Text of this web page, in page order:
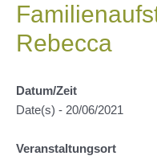
Rebecca
Datum/Zeit
Date(s) - 20/06/2021
Veranstaltungsort